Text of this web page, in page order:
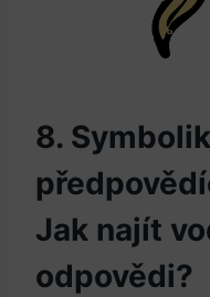
8.
Jak najít
odpovědi?